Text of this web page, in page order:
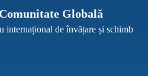
Globală
internațional de învățare și schimb